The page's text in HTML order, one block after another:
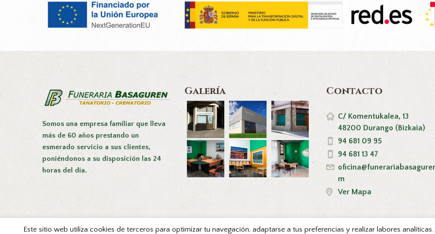
Somos una empresa familiar que lleva
más de 60 años prestando un
esmerado servicio a sus clientes,
poniéndonos a su disposición las 24
horas del día.
Galería Contacto
C/ Komentukalea, 13
48200 Durango (Bizkaia)
94 681 09 95
94 681 13 47
m
Ver Mapa
Este sitio web utiliza cookies de terceros para optimizar tu navegación, adaptarse a tus preferencias y realizar labores